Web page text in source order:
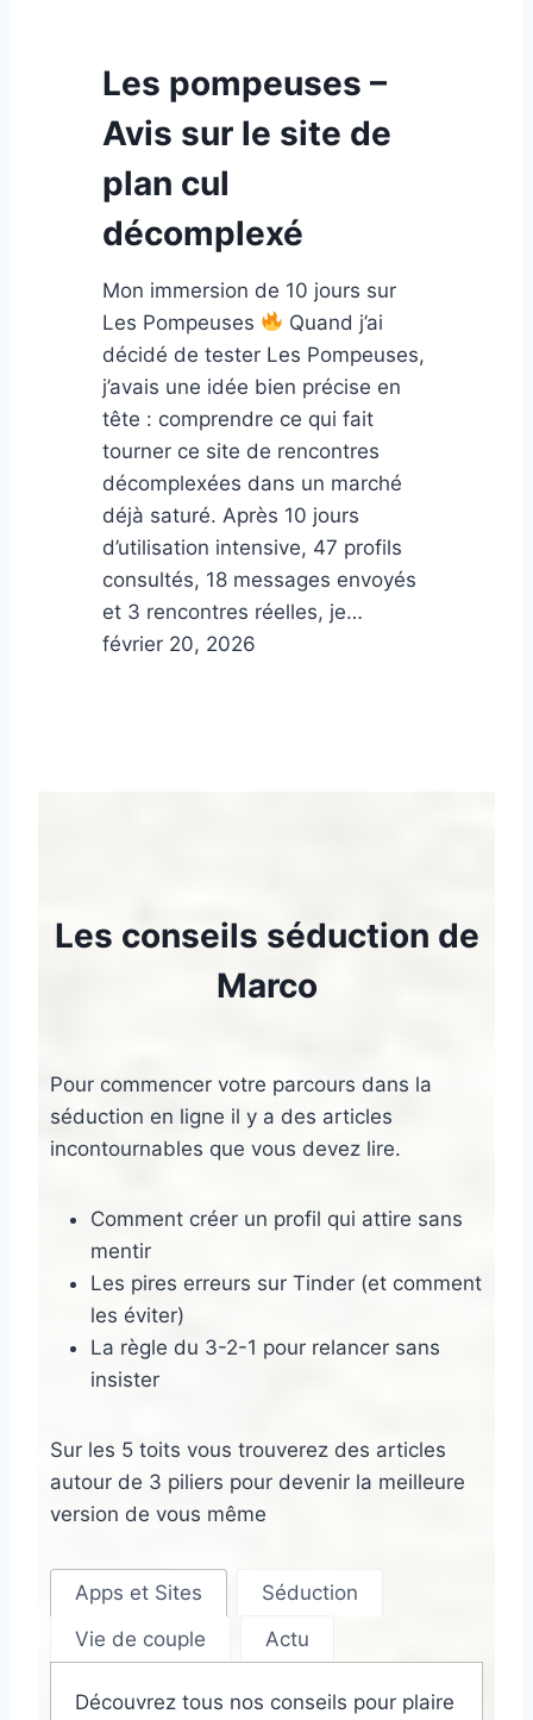
Les pompeuses –
Avis sur le site de
plan cul
décomplexé
Mon immersion de 10 jours sur
Les Pompeuses
Quand j’ai
décidé de tester Les Pompeuses,
j’avais une idée bien précise en
tête : comprendre ce qui fait
tourner ce site de rencontres
décomplexées dans un marché
déjà saturé. Après 10 jours
d’utilisation intensive, 47 profils
consultés, 18 messages envoyés
et 3 rencontres réelles, je…
février 20, 2026
Les conseils séduction de
Marco
Pour commencer votre parcours dans la
séduction en ligne il y a des articles
incontournables que vous devez lire.
Comment créer un profil qui attire sans
mentir
Les pires erreurs sur Tinder (et comment
les éviter)
La règle du 3-2-1 pour relancer sans
insister
Sur les 5 toits vous trouverez des articles
autour de 3 piliers pour devenir la meilleure
version de vous même
Apps et Sites
Séduction
Vie de couple
Actu
Découvrez tous nos conseils pour plaire